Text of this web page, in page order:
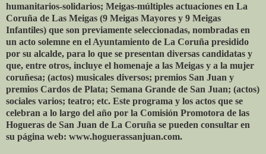
humanitarios-solidarios; Meigas-múltiples actuaciones en La
Coruña de Las Meigas (9 Meigas Mayores y 9 Meigas
Infantiles) que son previamente seleccionadas, nombradas en
un acto solemne en el Ayuntamiento de La Coruña presidido
por su alcalde, para lo que se presentan diversas candidatas y
que, entre otros, incluye el homenaje a las Meigas y a la mujer
coruñesa; (actos) musicales diversos; premios San Juan y
premios Cardos de Plata; Semana Grande de San Juan; (actos)
sociales varios; teatro; etc. Este programa y los actos que se
celebran a lo largo del año por la Comisión Promotora de las
Hogueras de San Juan de La Coruña se pueden consultar en
su página web: www.hoguerassanjuan.com.